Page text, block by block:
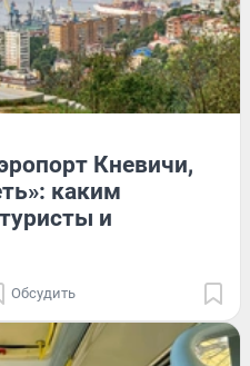
Кневичи,
каким
и
Обсудить